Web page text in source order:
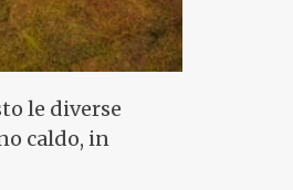
le diverse
caldo, in